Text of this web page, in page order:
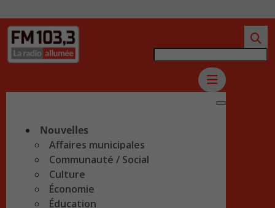
Nouvelles
Affaires municipales
Communauté / Social
Culture
Économie
Éducation